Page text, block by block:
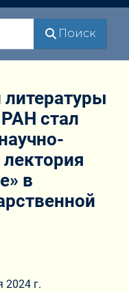
Поиск
стал
в
2024 г.